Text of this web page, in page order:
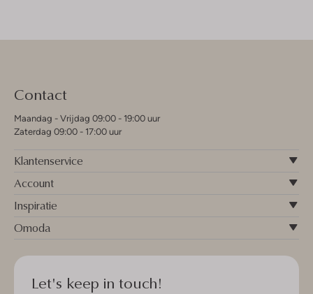
Contact
Maandag - Vrijdag 09:00 - 19:00 uur
Zaterdag 09:00 - 17:00 uur
Klantenservice
Account
Inspiratie
Omoda
Let's keep in touch!